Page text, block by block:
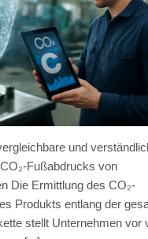
und
Fußabdrucks von
Die Ermittlung des CO₂-
Produkts entlang der
stellt Unternehmen vor